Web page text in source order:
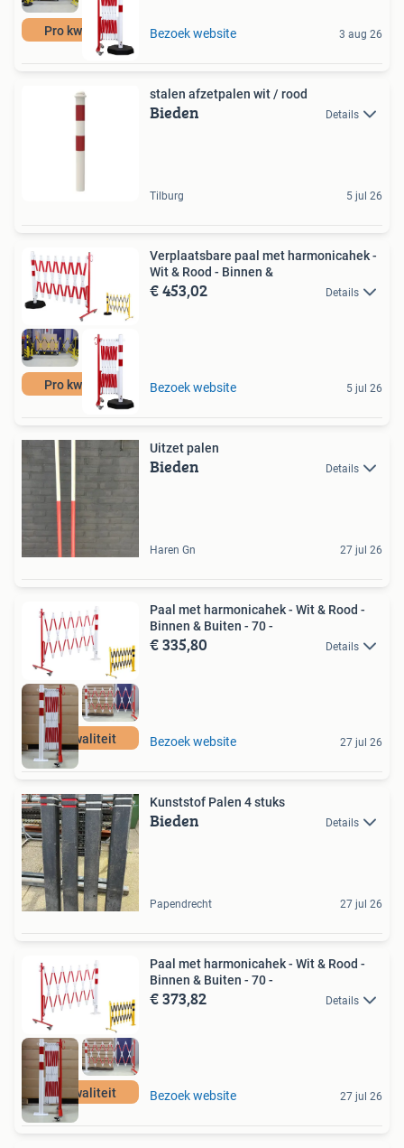
Pro kwaliteit Bezoek website 3 aug 26
stalen afzetpalen wit / rood
Bieden Details
Tilburg 5 jul 26
Pro kwaliteit
Verplaatsbare paal met harmonicahek -
Wit & Rood - Binnen &
€ 453,02 Details
Bezoek website 5 jul 26
Uitzet palen
Bieden Details
Haren Gn 27 jul 26
Pro kwaliteit
Paal met harmonicahek - Wit & Rood -
Binnen & Buiten - 70 -
€ 335,80 Details
Bezoek website 27 jul 26
Kunststof Palen 4 stuks
Bieden Details
Papendrecht 27 jul 26
Pro kwaliteit
Paal met harmonicahek - Wit & Rood -
Binnen & Buiten - 70 -
€ 373,82 Details
Bezoek website 27 jul 26